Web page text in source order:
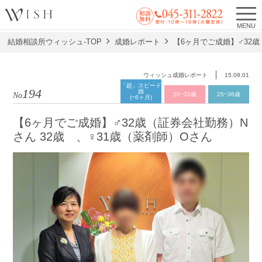
MENU
結婚相談所ウィッシュ-TOP 成婚レポート 【6ヶ月でご成婚】♂32
ウィッシュ成婚レポート 15.08.01
No.194
「超」スピード
婚
(~6ヶ月)
20~33歳 25~36歳
【6ヶ月でご成婚】♂32歳（証券会社勤務）N
さん 32歳 、♀31歳（薬剤師）Oさん